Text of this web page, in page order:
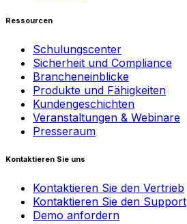
Ressourcen
Schulungscenter
Sicherheit und Compliance
Brancheneinblicke
Produkte und Fähigkeiten
Kundengeschichten
Veranstaltungen & Webinare
Presseraum
Kontaktieren Sie uns
Kontaktieren Sie den Vertrieb
Kontaktieren Sie den Support
Demo anfordern